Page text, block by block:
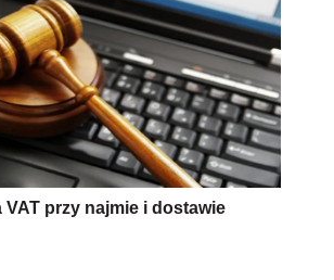
VAT przy najmie i dostawie